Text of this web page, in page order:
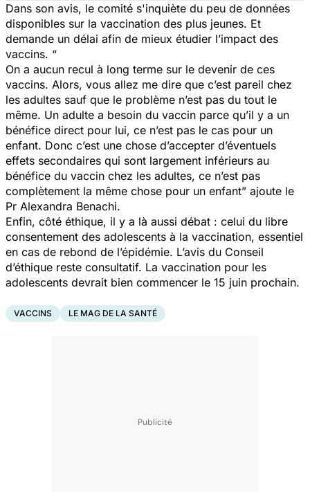
Dans son avis, le comité s'inquiète du peu de données
disponibles sur la vaccination des plus jeunes. Et
demande un délai afin de mieux étudier l’impact des
vaccins. “
On a aucun recul à long terme sur le devenir de ces
vaccins. Alors, vous allez me dire que c’est pareil chez
les adultes sauf que le problème n’est pas du tout le
même. Un adulte a besoin du vaccin parce qu’il y a un
bénéfice direct pour lui, ce n’est pas le cas pour un
enfant. Donc c’est une chose d’accepter d’éventuels
effets secondaires qui sont largement inférieurs au
bénéfice du vaccin chez les adultes, ce n’est pas
complètement la même chose pour un enfant” ajoute le
Pr Alexandra Benachi.
Enfin, côté éthique, il y a là aussi débat : celui du libre
consentement des adolescents à la vaccination, essentiel
en cas de rebond de l’épidémie. L’avis du Conseil
d’éthique reste consultatif. La vaccination pour les
adolescents devrait bien commencer le 15 juin prochain.
VACCINS LE MAG DE LA SANTÉ